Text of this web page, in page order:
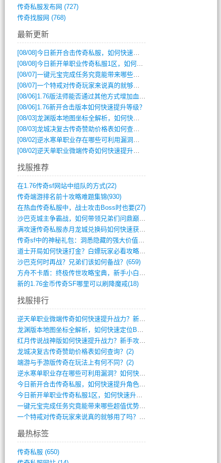
传奇私服发布网 (727)
传奇找服网 (768)
最新更新
[08/08]今日新开合击传奇私服，如何快速提升角色战力？
[08/08]今日新开单职业传奇私服1区，如何快速升级与获取顶级装备？
[08/07]一键元宝完成任务究竟能带来哪些超值优势？
[08/07]一个特戒对传奇玩家来说真的就够用了吗？
[08/06] 1.76版法师能否通过其他方式增加血量？
[08/06] 1.76新开合击版本如何快速提升等级？
[08/03]龙渊版本地图坐标全解析，如何快速定位BOSS位置？
[08/03]龙城决复古传奇赞助价格表如何查询？
[08/02]逆水寒单职业存在哪些可利用漏洞？如何快速提升战力？
[08/02]逆天单职业微端传奇如何快速提升战力？新手必看攻略
找服推荐
在1.76传奇sf网站中组队的方式(22)
传奇端游排名前十攻略难题集锦(930)
在热血传奇私服中，战士攻击Boss时也要(27)
沙巴克城主争霸战，如何带领兄弟们问鼎巅峰(565)
满攻速传奇私服赤月龙城兑换码如何快速获取(676)
传奇sf中的神秘礼包：洞悉隐藏的强大价值(427)
道士开局如何快速打金？白嫖玩家必看攻略(5)
沙巴克何时再战？兄弟们该如何备战？(659)
方舟不卡盾：终极传世攻略宝典，新手小白逆(495)
新的1.76金币传奇SF哪里可以刷降魔戒(18)
找服排行
逆天单职业微端传奇如何快速提升战力？新手(4)
龙渊版本地图坐标全解析，如何快速定位BO(3)
红月传说战神版如何快速提升战力？新手攻略(3)
龙城决复古传奇赞助价格表如何查询？(2)
端游与手游版传奇在玩法上有何不同？(2)
逆水寒单职业存在哪些可利用漏洞？如何快速(1)
今日新开合击传奇私服，如何快速提升角色战(0)
今日新开单职业传奇私服1区，如何快速升级(0)
一键元宝完成任务究竟能带来哪些超值优势？(0)
一个特戒对传奇玩家来说真的就够用了吗？(0)
最热标签
传奇私服 (650)